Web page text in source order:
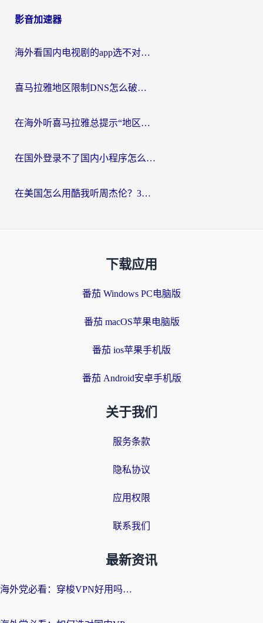
影音加速器
海外看国内电视剧的app选不对？这份回国加速器避坑指南帮你流畅追剧
喜马拉雅地区限制DNS怎么破？海外党听国内音乐听书的终极解决方案
在海外听喜马拉雅总提示“地区限制”？3步轻松解除+听国内音乐全攻略
在国外登录不了国内小程序怎么办？选对回国加速器，轻松解锁国内资源
在美国怎么用酷我听周杰伦？3步搞定海外听歌难题
下载应用
番茄 Windows PC电脑版
番茄 macOS苹果电脑版
番茄 ios苹果手机版
番茄 Android安卓手机版
关于我们
服务条款
隐私协议
应用权限
联系我们
最新资讯
海外党必看：穿梭VPN好用吗？和云帆VPN对比哪个回国效果更好？附真实测评+避坑指南